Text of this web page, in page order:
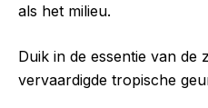
als het milieu.
Duik in de essentie van de
vervaardigde tropische